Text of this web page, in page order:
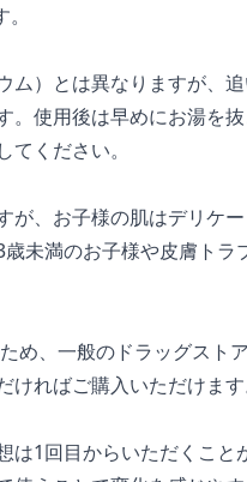
ム）とは異なりますが、
。使用後は早めにお湯を
ください。
、お子様の肌はデリケ
未満のお子様や皮膚ト
、一般のドラッグスト
ればご購入いただけます
は1回目からいただくこ